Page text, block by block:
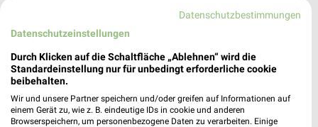
weekli - Prospekte & Angebote App
Alle PENNY Angebote immer griffbereit – mit der kostenlosen
weekli App für iOS & Android.
Datenschutzbestimmungen
Datenschutzeinstellungen
Durch Klicken auf die Schaltfläche „Ablehnen“ wird die
Standardeinstellung nur für unbedingt erforderliche cookie
beibehalten.
Wir und unsere Partner speichern und/oder greifen auf Informationen auf
einem Gerät zu, wie z. B. eindeutige IDs in cookie und anderen
Browserspeichern, um personenbezogene Daten zu verarbeiten. Einige